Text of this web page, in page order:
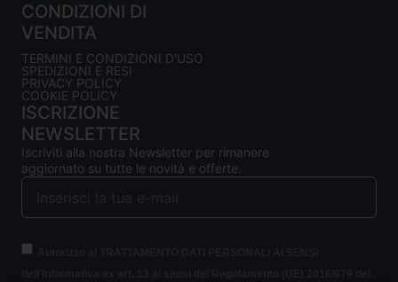
CONDIZIONI DI
VENDITA
TERMINI E CONDIZIONI D'USO
SPEDIZIONI E RESI
PRIVACY POLICY
COOKIE POLICY
ISCRIZIONE
NEWSLETTER
Iscriviti alla nostra Newsletter per rimanere
aggiornato su tutte le novità e offerte.